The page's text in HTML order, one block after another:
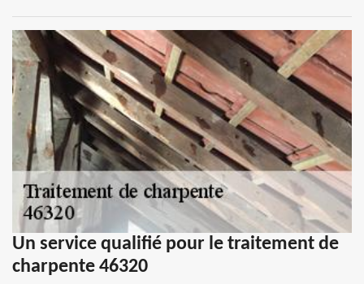
Un service qualifié pour le traitement de
charpente 46320